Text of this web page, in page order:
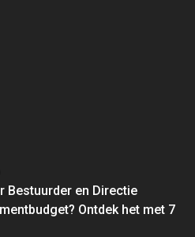
Bestuurder en Directie
Ontdek het met 7